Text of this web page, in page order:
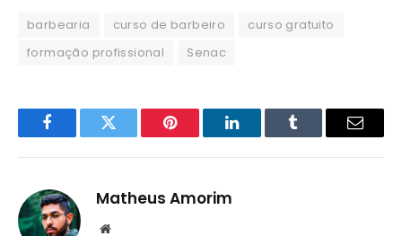
barbearia curso de barbeiro
curso gratuito
formação profissional
Senac
FacebookTwitter Pinterest LinkedInTumblr Email
Matheus Amorim
Website